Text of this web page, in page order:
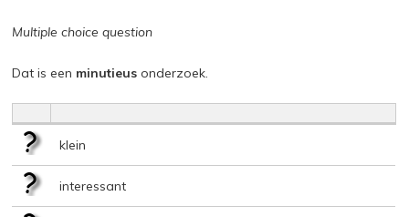
Multiple choice question
Dat is een minutieus onderzoek.
klein
interessant